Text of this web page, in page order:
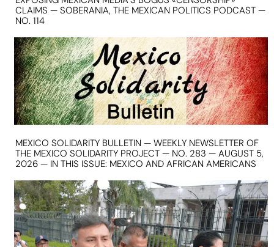
CLAIMS — SOBERANIA, THE MEXICAN POLITICS PODCAST —
NO. 114
MEXICO SOLIDARITY BULLETIN — WEEKLY NEWSLETTER OF
THE MEXICO SOLIDARITY PROJECT — NO. 283 — AUGUST 5,
2026 — IN THIS ISSUE: MEXICO AND AFRICAN AMERICANS